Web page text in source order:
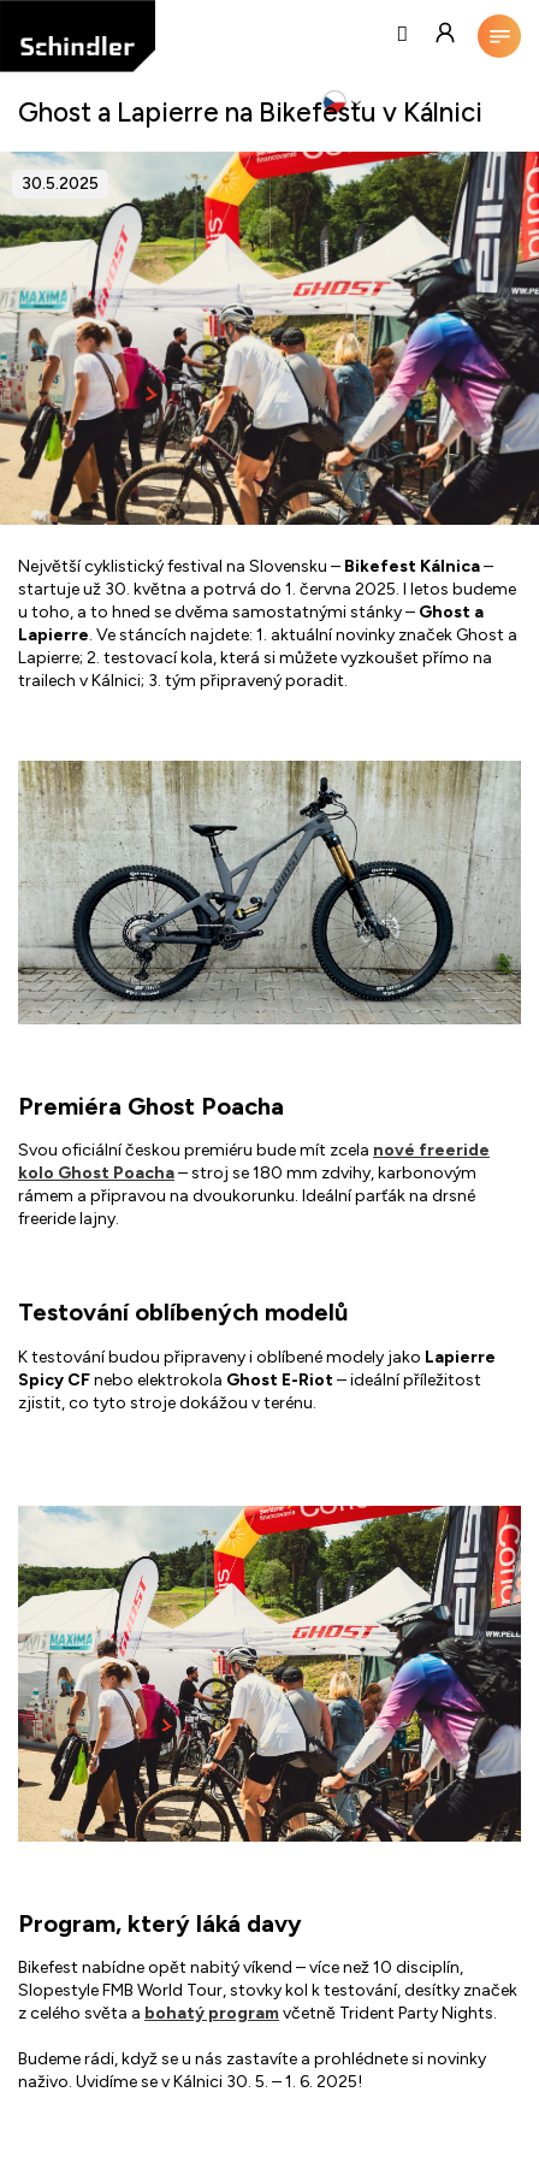
obsah
Ghost a Lapierre na Bikefestu v Kálnici
30.5.2025
Největší cyklistický festival na Slovensku – Bikefest Kálnica–
startuje už 30. května a potrvá do 1. června 2025. I letos budeme
u toho, a to hned se dvěma samostatnými stánky – Ghost a
Lapierre. Ve stáncích najdete: 1. aktuální novinky značek Ghost a
Lapierre; 2. testovací kola, která si můžete vyzkoušet přímo na
trailech v Kálnici; 3. tým připravený poradit.
Premiéra Ghost Poacha
Svou oficiální českou premiéru bude mít zcela nové freeride
kolo Ghost Poacha– stroj se 180 mm zdvihy, karbonovým
rámem a připravou na dvoukorunku. Ideální parťák na drsné
freeride lajny.
Testování oblíbených modelů
K testování budou připraveny i oblíbené modely jako Lapierre
Spicy CFnebo elektrokola Ghost E-Riot– ideální příležitost
zjistit, co tyto stroje dokážou v terénu.
Program, který láká davy
Bikefest nabídne opět nabitý víkend – více než 10 disciplín,
Slopestyle FMB World Tour, stovky kol k testování, desítky značek
z celého světa a bohatý program včetně Trident Party Nights.
Budeme rádi, když se u nás zastavíte a prohlédnete si novinky
naživo. Uvidíme se v Kálnici 30. 5. – 1. 6. 2025!